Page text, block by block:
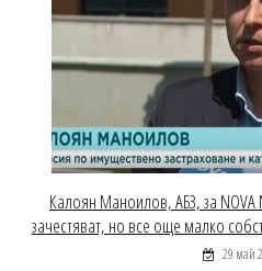
Калоян Маноилов, АБЗ, за NOVA
зачестяват, но все още малко
29 май